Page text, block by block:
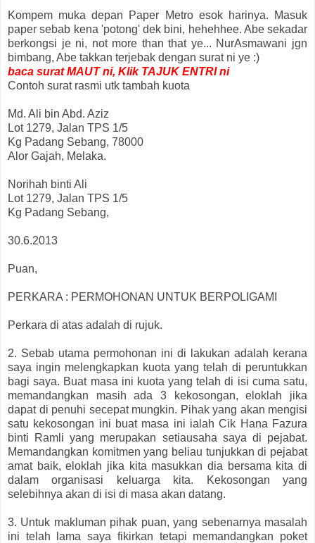
Kompem muka depan Paper Metro esok harinya. Masuk
paper sebab kena 'potong' dek bini, hehehhee. Abe sekadar
berkongsi je ni, not more than that ye... NurAsmawani jgn
bimbang, Abe takkan terjebak dengan surat ni ye :)
baca surat MAUT ni, Klik TAJUK ENTRI ni
Contoh surat rasmi utk tambah kuota
Md. Ali bin Abd. Aziz
Lot 1279, Jalan TPS 1/5
Kg Padang Sebang, 78000
Alor Gajah, Melaka.
Norihah binti Ali
Lot 1279, Jalan TPS 1/5
Kg Padang Sebang,
30.6.2013
Puan,
PERKARA : PERMOHONAN UNTUK BERPOLIGAMI
Perkara di atas adalah di rujuk.
2. Sebab utama permohonan ini di lakukan adalah kerana
saya ingin melengkapkan kuota yang telah di peruntukkan
bagi saya. Buat masa ini kuota yang telah di isi cuma satu,
memandangkan masih ada 3 kekosongan, eloklah jika
dapat di penuhi secepat mungkin. Pihak yang akan mengisi
satu kekosongan ini buat masa ini ialah Cik Hana Fazura
binti Ramli yang merupakan setiausaha saya di pejabat.
Memandangkan komitmen yang beliau tunjukkan di pejabat
amat baik, eloklah jika kita masukkan dia bersama kita di
dalam organisasi keluarga kita. Kekosongan yang
selebihnya akan di isi di masa akan datang.
3. Untuk makluman pihak puan, yang sebenarnya masalah
ini telah lama saya fikirkan tetapi memandangkan poket